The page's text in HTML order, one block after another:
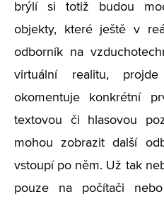
brýlí si totiž budou
objekty, které ještě v
odborník na
virtuální realitu,
okomentuje konkrétní
textovou či hlasovou
mohou zobrazit další
vstoupí po něm. Už tak
pouze na počítači